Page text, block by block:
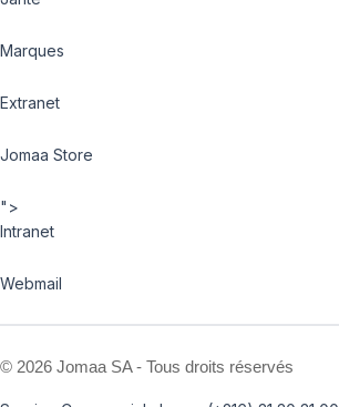
Marques
Extranet
Jomaa Store
">
Intranet
Webmail
© 2026 Jomaa SA - Tous droits réservés